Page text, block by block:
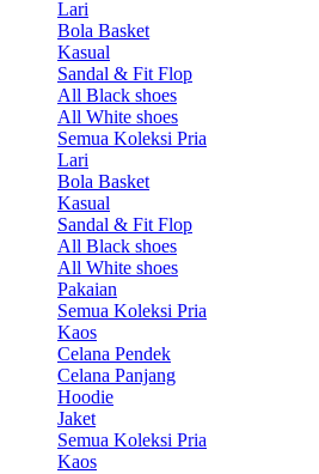
Lari
Bola Basket
Kasual
Sandal & Fit Flop
All Black shoes
All White shoes
Semua Koleksi Pria
Lari
Bola Basket
Kasual
Sandal & Fit Flop
All Black shoes
All White shoes
Pakaian
Semua Koleksi Pria
Kaos
Celana Pendek
Celana Panjang
Hoodie
Jaket
Semua Koleksi Pria
Kaos